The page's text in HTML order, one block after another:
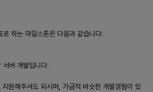
하는 마일스톤은 다음과 같습니다:
서버 개발입니다.
원해주셔도 되시며, 가급적 비슷한 개발경험이 있